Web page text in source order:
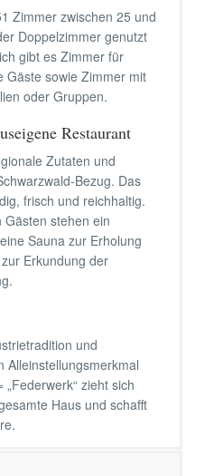
Zimmer zwischen 25 und
Doppelzimmer genutzt
gibt es Zimmer für
Gäste sowie Zimmer mit
oder Gruppen.
Restaurant
Zutaten und
Bezug. Das
frisch und reichhaltig.
stehen ein
Sauna zur Erholung
Erkundung der
und
Alleinstellungsmerkmal
zieht sich
Haus und schafft